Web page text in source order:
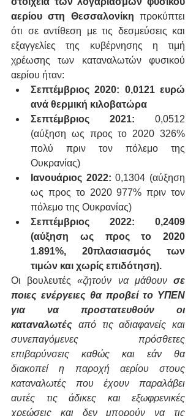
αερίου στη Θεσσαλονίκη προκύπτει
ότι σε αντίθεση με τις δεσμεύσεις και
εξαγγελίες της κυβέρνησης η τιμή
χρέωσης των καταναλωτών φυσικού
αερίου ήταν:
Σεπτέμβριος 2020: 0,0121 ευρώ
ανά θερμική κιλοβατώρα
Σεπτέμβριος 2021: 0,0512
(αύξηση ως προς το 2020 326%
πολύ πριν τον πόλεμο της
Ουκρανίας)
Ιανουάριος 2022: 0,1304 (αύξηση
ως προς το 2020 977% πριν τον
πόλεμο της Ουκρανίας)
Σεπτέμβριος 2022: 0,2409
(αύξηση ως προς το 2020
1.891%, 20πλασιασμός των
τιμών και χωρίς επιδότηση).
Οι βουλευτές «ζητούν να μάθουν σε
ποιες ενέργειες θα προβεί το ΥΠΕΝ
για να προστατευθούν οι
καταναλωτές από τις αδιαφανείς και
συνεπαγόμενες πρόσθετες
επιβαρύνσεις καθώς και εάν θα
διακοπεί η παροχή αερίου στους
καταναλωτές που έχουν παραλάβει
αυτές τις άδικες και εξωφρενικές
χρεώσεις και δεν μπορούν να τις